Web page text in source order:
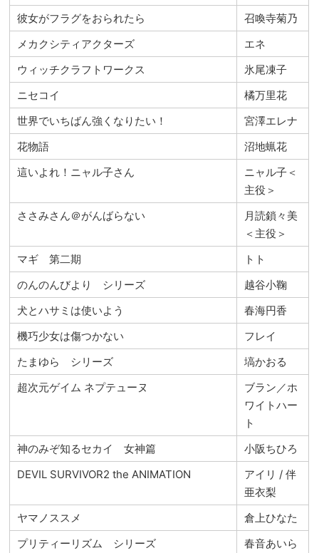
彼女がフラグをおられたら
召喚寺菊乃
メカクシティアクターズ
エネ
ウィッチクラフトワークス
氷尾凍子
ニセコイ
橘万里花
世界でいちばん強くなりたい！
宮澤エレナ
花物語
沼地蝋花
這いよれ！ニャル子さん
ニャル子＜
主役＞
ささみさん＠がんばらない
月読鎖々美
＜主役＞
マギ 第二期
トト
のんのんびより シリーズ
越谷小鞠
犬とハサミは使いよう
春海円香
機巧少女は傷つかない
フレイ
たまゆら シリーズ
塙かおる
超次元ゲイム ネプテューヌ
ブラン／ホ
ワイトハー
ト
神のみぞ知るセカイ 女神篇
小阪ちひろ
DEVIL SURVIVOR2 the ANIMATION
アイリ / 伴
亜衣梨
ヤマノススメ
倉上ひなた
プリティーリズム シリーズ
春音あいら